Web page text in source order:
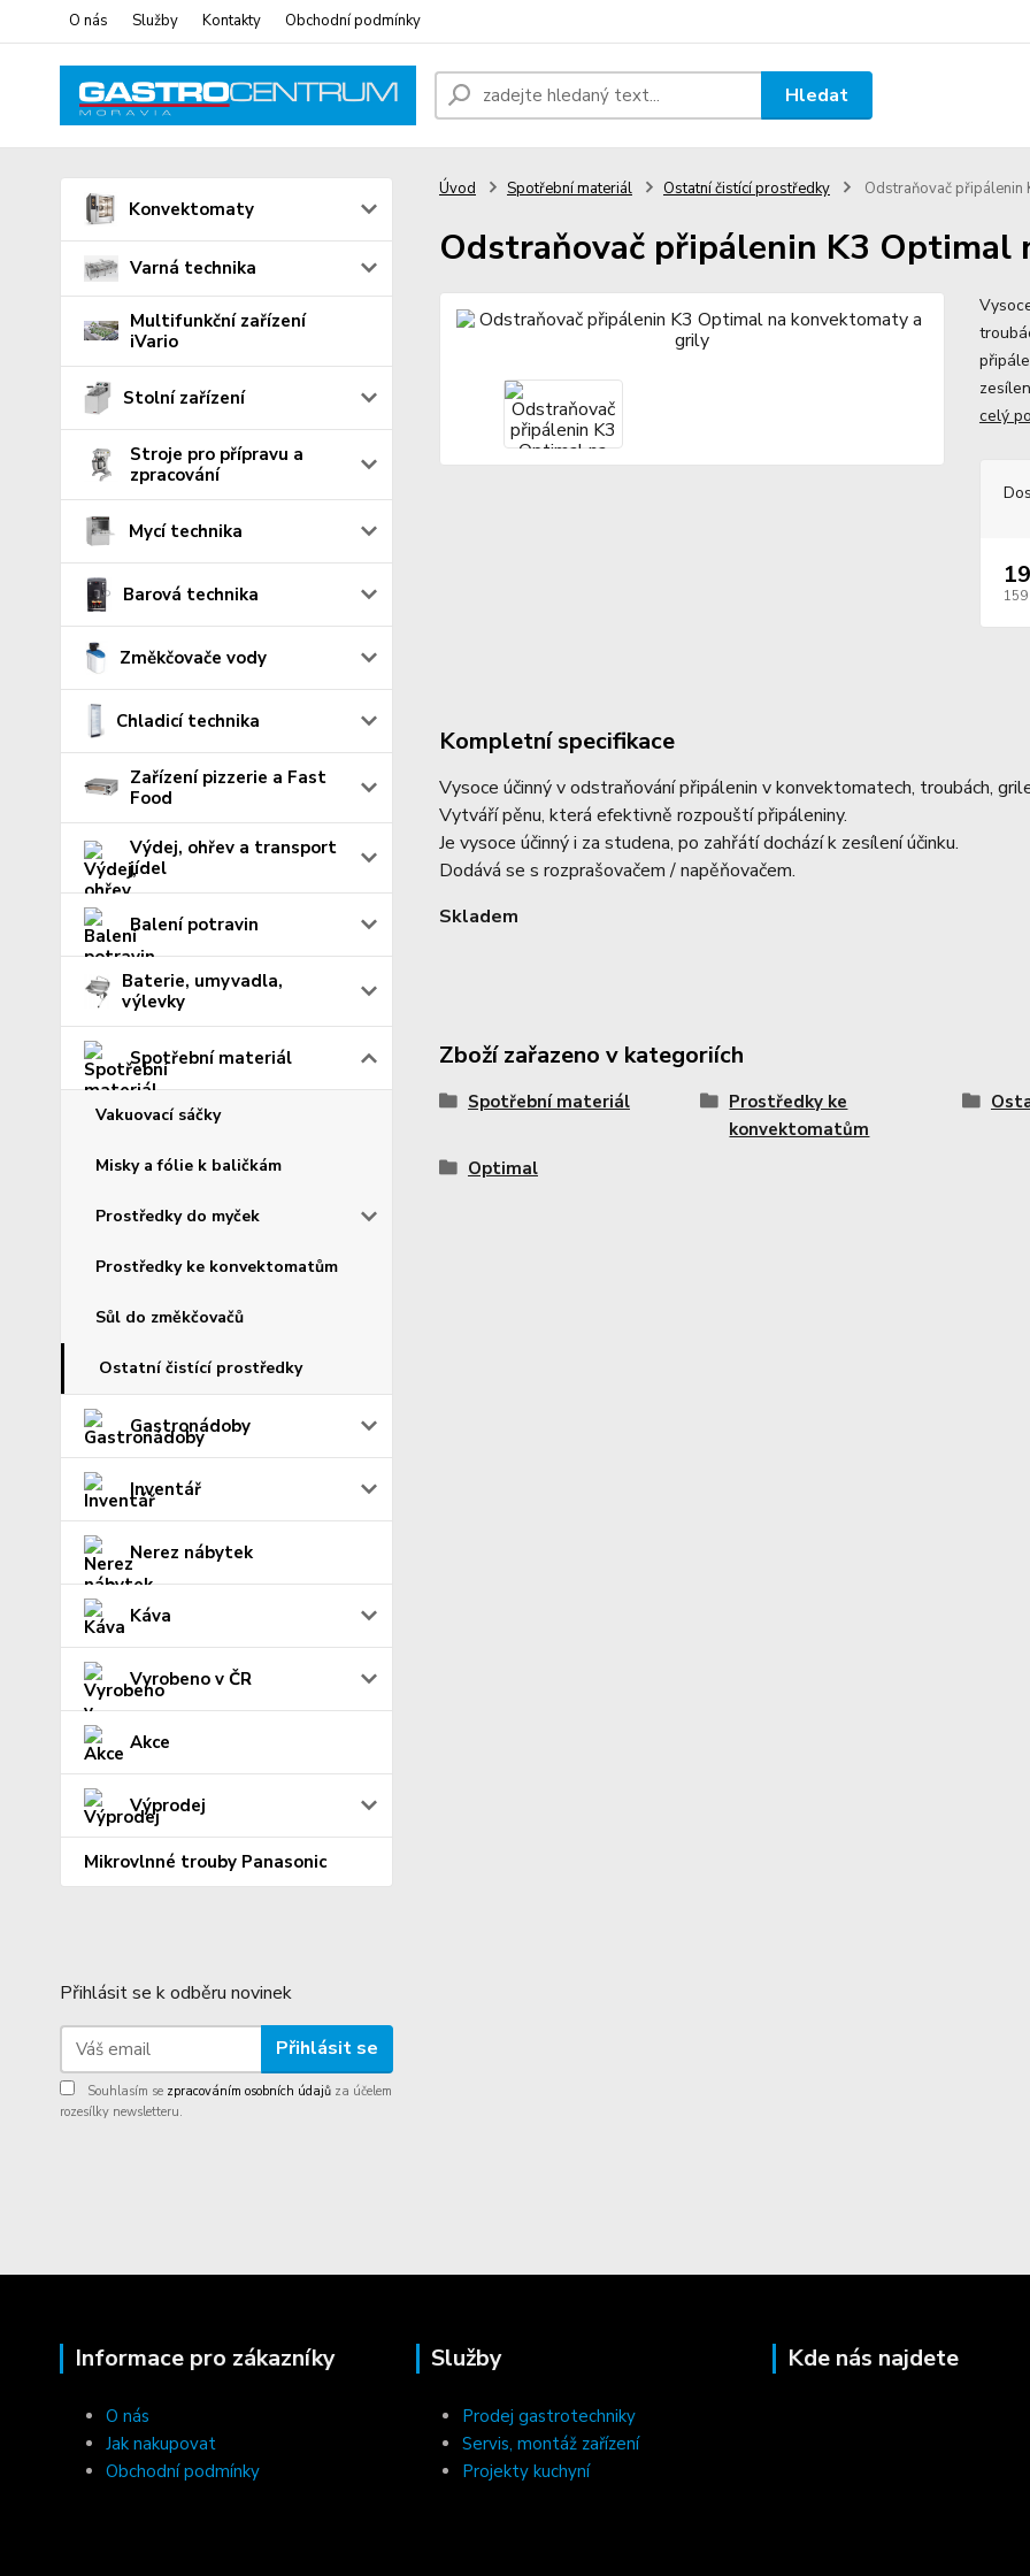
O nás Služby Kontakty Obchodní podmínky
Hledat
Konvektomaty
Varná technika
Multifunkční zařízení
iVario
Stolní zařízení
Stroje pro přípravu a
zpracování
Mycí technika
Barová technika
Změkčovače vody
Chladicí technika
Zařízení pizzerie a Fast
Food
Výdej, ohřev a transport
jídel
Balení potravin
Baterie, umyvadla,
výlevky
Spotřební materiál
Vakuovací sáčky
Misky a fólie k baličkám
Prostředky do myček
Prostředky ke konvektomatům
Sůl do změkčovačů
Ostatní čistící prostředky
Gastronádoby
Inventář
Nerez nábytek
Káva
Vyrobeno v ČR
Akce
Výprodej
Mikrovlnné trouby Panasonic
Přihlásit se k odběru novinek
Přihlásit se
Souhlasím se zpracováním osobních údajů za účelem
rozesílky newsletteru.
Úvod Spotřební materiál Ostatní čistící prostředky Odstraňovač připálenin
Odstraňovač připálenin K3
celý
159
Kompletní specifikace
Vysoce účinný v odstraňování připálenin v konvektomatech, troubách,
Vytváří pěnu, která efektivně rozpouští připáleniny.
Je vysoce účinný i za studena, po zahřátí dochází k zesílení účinku.
Dodává se s rozprašovačem / napěňovačem.
Skladem
Zboží zařazeno v kategoriích
Spotřební materiál
Prostředky ke
konvektomatům
Optimal
Informace pro zákazníky
O nás
Jak nakupovat
Obchodní podmínky
Služby
Prodej gastrotechniky
Servis, montáž zařízení
Projekty kuchyní
Kde nás najdete